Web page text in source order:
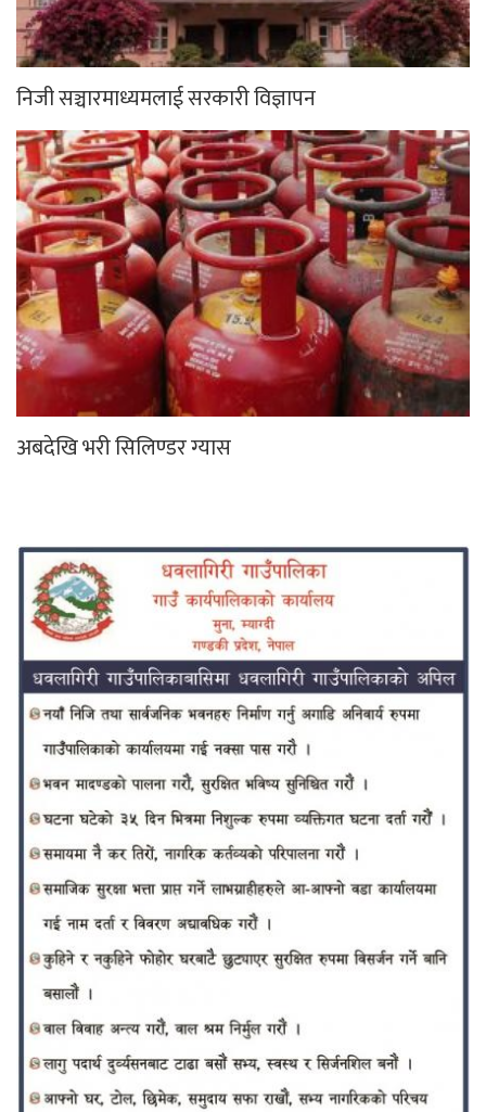
निजी सञ्चारमाध्यमलाई सरकारी विज्ञापन
अबदेखि भरी सिलिण्डर ग्यास